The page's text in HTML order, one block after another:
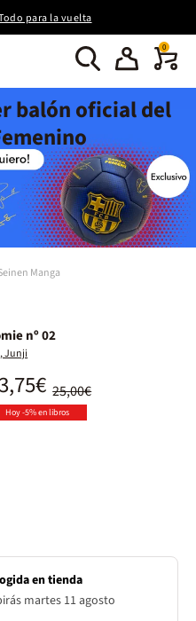
para la vuelta
0
balón oficial del
Manga
nº 02
Junji
25,00€
Hoy -5% en libros
en tienda
martes 11 agosto